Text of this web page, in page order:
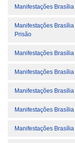
Manifestações
Manifestações
Prisão
Manifestações
Manifestações
Manifestações
Manifestações
Manifestações